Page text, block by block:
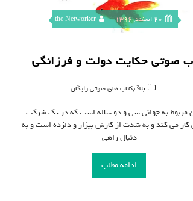
20 اسفند, 1396 the Networker
صوتی حکایت دولت و فرزانگی
بلاگ,کتاب های صوتی رایگان
مربوط به جوانی سی و دو ساله است که در یک شرکت
کار می کند و به شدت از کارش بیزار و دلزده است و به
دنبال راهی
ادامه مطلب